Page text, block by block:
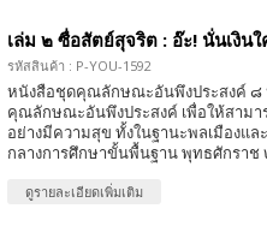
เล่ม ๒ ซื่อสัตย์สุจริต : อ๊ะ! นั่นเงินใ
รหัสสินค้า : P-YOU-1592
หนังสือชุดคุณลักษณะอันพึงประสงค์ ๘
คุณลักษณะอันพึงประสงค์ เพื่อให้สาม
อย่างมีความสุข ทั้งในฐานะพลเมืองแ
กลางการศึกษาขั้นพื้นฐาน พุทธศักรา
ดูรายละเอียดเพิ่มเติม